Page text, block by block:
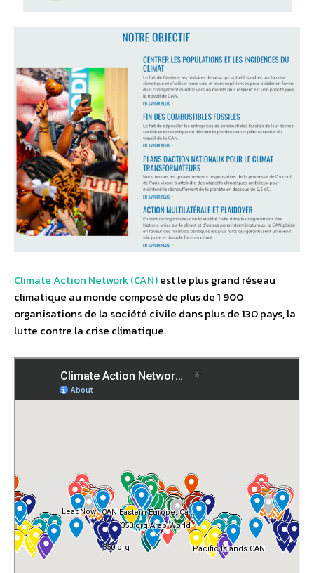
Climate Action Network (CAN)est le plus grand réseau
climatique au monde composé de plus de 1 900
organisations de la société civile dans plus de 130 pays, la
lutte contre la crise climatique.